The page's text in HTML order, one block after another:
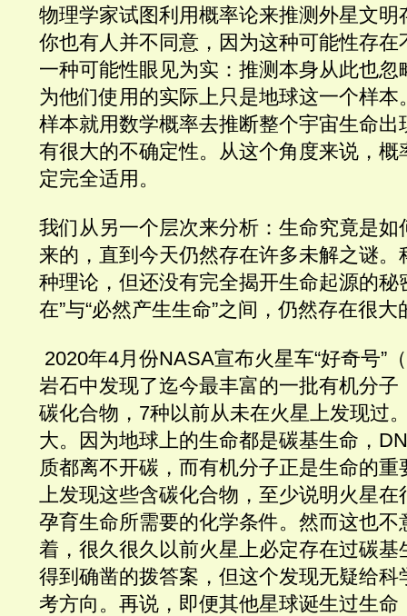
物理学家试图利用概率论来推测外星文明
你也有人并不同意，因为这种可能性存在
一种可能性眼见为实：推测本身从此也忽
为他们使用的实际上只是地球这一个样本
样本就用数学概率去推断整个宇宙生命出
有很大的不确定性。从这个角度来说，概
定完全适用。
我们从另一个层次来分析：生命究竟是如
来的，直到今天仍然存在许多未解之谜。
种理论，但还没有完全揭开生命起源的秘
在”与“必然产生生命”之间，仍然存在很大
2020年4月份NASA宣布火星车“好奇号”
岩石中发现了迄今最丰富的一批有机分子
碳化合物，7种以前从未在火星上发现过
大。因为地球上的生命都是碳基生命，
质都离不开碳，而有机分子正是生命的重
上发现这些含碳化合物，至少说明火星在
孕育生命所需要的化学条件。然而这也不
着，很久很久以前火星上必定存在过碳基
得到确凿的拨答案，但这个发现无疑给科
考方向。 再说，即便其他星球诞生过生命